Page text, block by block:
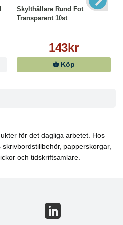
Skylthållare Rund Fot
Transparent 10st
143kr
Köp
för det dagliga arbetet. Hos
papperskorgar,
och tidskriftsamlare.